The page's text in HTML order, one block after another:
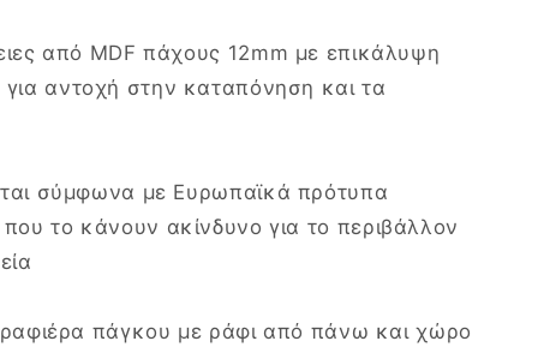
από MDF πάχους 12mm με επικάλυψη
για αντοχή στην καταπόνηση και τα
σύμφωνα με Ευρωπαϊκά πρότυπα
που το κάνουν ακίνδυνο για το περιβάλλον
πάγκου με ράφι από πάνω και χώρο